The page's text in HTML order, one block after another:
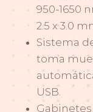
950-1650
2.5 x 3.0
Sistema
toma
USB.